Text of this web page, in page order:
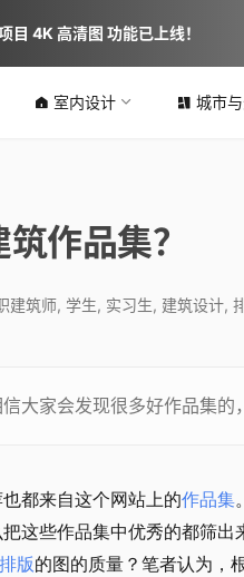
室内设计 城市
作品集？
建筑师, 学生, 实习生, 建筑设计,
大家会发现很多好作品集的
都来自这个网站上的作品集
把这些作品集中优秀的都筛
排版的图的质量？笔者认为，
目 4K 高清图 功能已上线！